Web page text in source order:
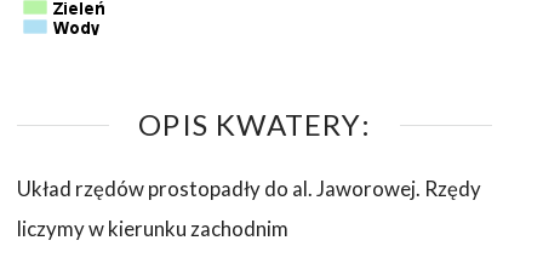
OPIS KWATERY:
Układ rzędów prostopadły do al. Jaworowej. Rzędy
liczymy w kierunku zachodnim